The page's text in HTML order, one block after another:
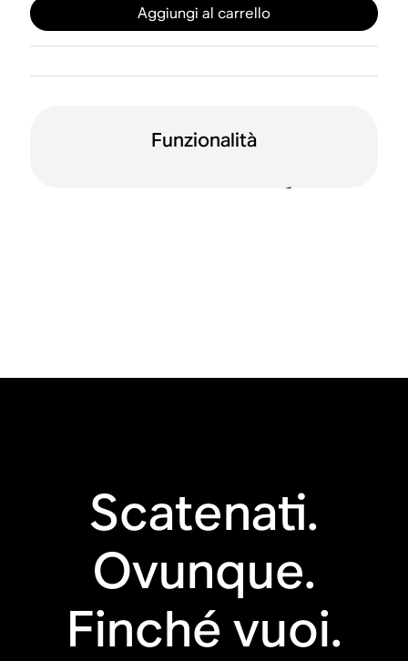
Aggiungi al carrello
Funzionalità
cadute
Trueplay™
Apple AirPlay 2 Controlli touch
Scatenati.
Ovunque.
Finché vuoi.